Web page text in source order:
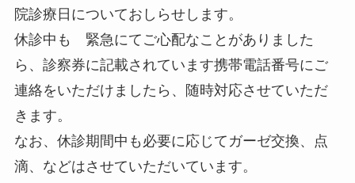
院診療日についておしらせします。
休診中も 緊急にてご心配なことがありました
ら、診察券に記載されています携帯電話番号にご
連絡をいただけましたら、随時対応させていただ
きます。
なお、休診期間中も必要に応じてガーゼ交換、点
滴、などはさせていただいています。